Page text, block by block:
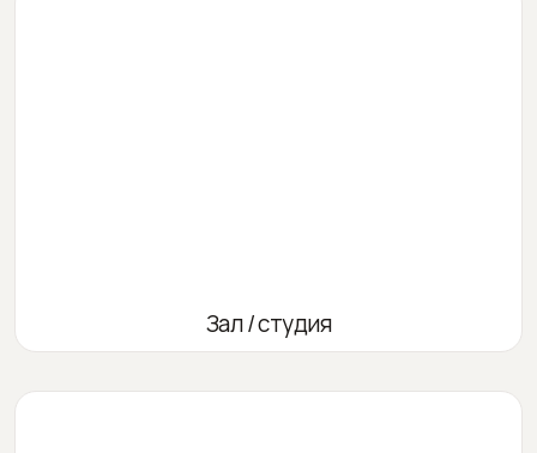
Зал / студия